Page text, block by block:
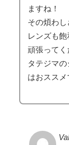
ますね！
その煩わし
レンズも
頑張ってく
タテジマ
はおススメ